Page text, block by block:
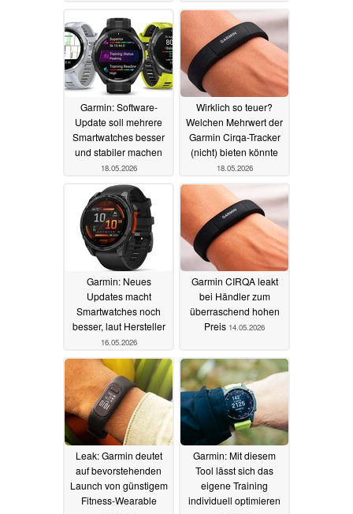
Garmin: Software-
Update soll mehrere
Smartwatches besser
und stabiler machen
18.05.2026
Wirklich so teuer?
Welchen Mehrwert der
Garmin Cirqa-Tracker
(nicht) bieten könnte
18.05.2026
Garmin: Neues
Updates macht
Smartwatches noch
besser, laut Hersteller
16.05.2026
Garmin CIRQA leakt
bei Händler zum
überraschend hohen
Preis 14.05.2026
Leak: Garmin deutet
auf bevorstehenden
Launch von günstigem
Fitness-Wearable
Garmin: Mit diesem
Tool lässt sich das
eigene Training
individuell optimieren